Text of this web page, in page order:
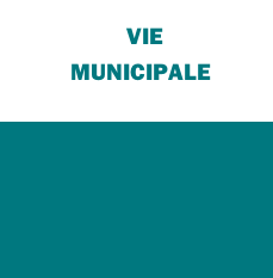
VIE
MUNICIPALE